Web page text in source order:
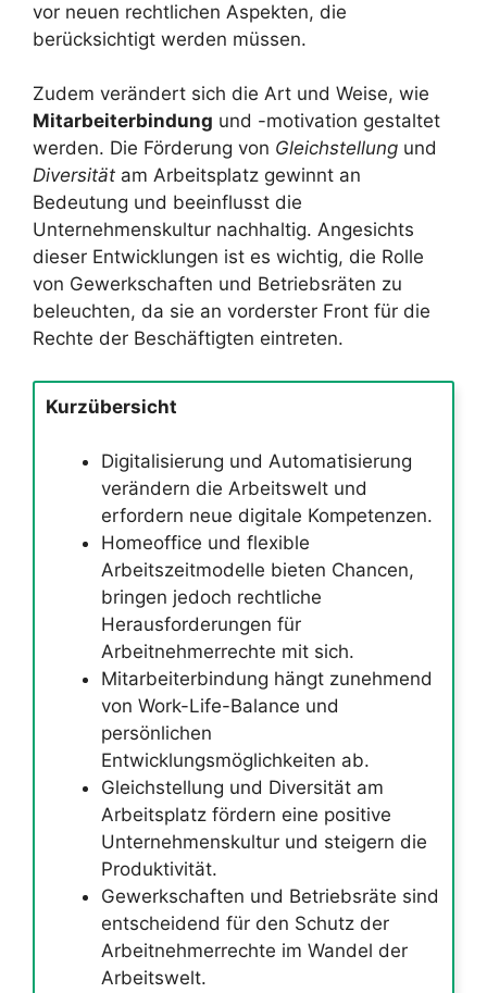
vor neuen rechtlichen Aspekten, die
berücksichtigt werden müssen.
Zudem verändert sich die Art und Weise, wie
Mitarbeiterbindung und -motivation gestaltet
werden. Die Förderung von Gleichstellung und
Diversität am Arbeitsplatz gewinnt an
Bedeutung und beeinflusst die
Unternehmenskultur nachhaltig. Angesichts
dieser Entwicklungen ist es wichtig, die Rolle
von Gewerkschaften und Betriebsräten zu
beleuchten, da sie an vorderster Front für die
Rechte der Beschäftigten eintreten.
Kurzübersicht
Digitalisierung und Automatisierung
verändern die Arbeitswelt und
erfordern neue digitale Kompetenzen.
Homeoffice und flexible
Arbeitszeitmodelle bieten Chancen,
bringen jedoch rechtliche
Herausforderungen für
Arbeitnehmerrechte mit sich.
Mitarbeiterbindung hängt zunehmend
von Work-Life-Balance und
persönlichen
Entwicklungsmöglichkeiten ab.
Gleichstellung und Diversität am
Arbeitsplatz fördern eine positive
Unternehmenskultur und steigern die
Produktivität.
Gewerkschaften und Betriebsräte sind
entscheidend für den Schutz der
Arbeitnehmerrechte im Wandel der
Arbeitswelt.